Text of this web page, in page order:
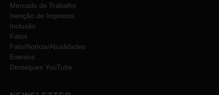
Mercado de Trabalho
Isenção de Impostos
Inclusão
Fatos
Fato/Notícia/Atualidades
Eventos
Destaques YouTube